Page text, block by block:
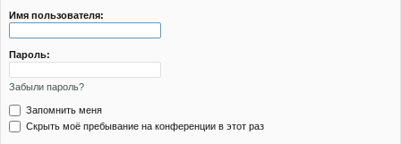
Имя пользователя:
Пароль:
Забыли пароль?
Запомнить меня
Скрыть моё пребывание на конференции в этот раз